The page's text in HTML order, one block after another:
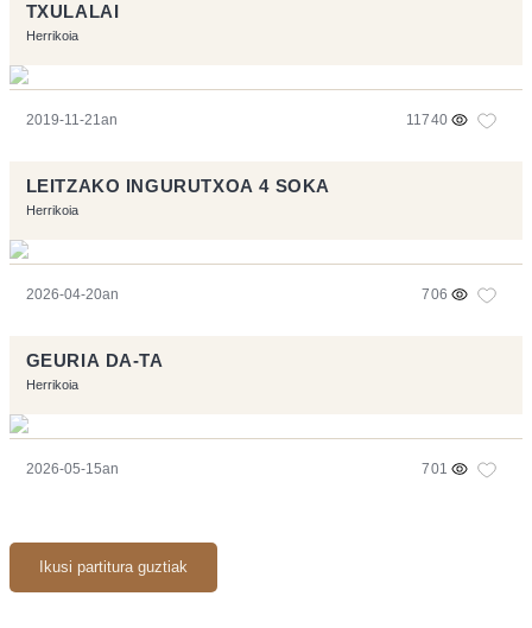
TXULALAI
Herrikoia
2019-11-21an 11740
LEITZAKO INGURUTXOA 4 SOKA
Herrikoia
2026-04-20an 706
GEURIA DA-TA
Herrikoia
2026-05-15an 701
Ikusi partitura guztiak